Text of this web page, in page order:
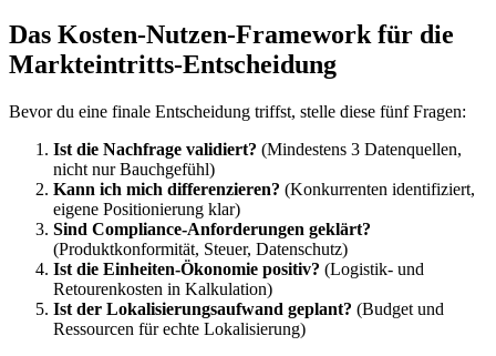
Das Kosten-Nutzen-Framework für die
Markteintritts-Entscheidung
Bevor du eine finale Entscheidung triffst, stelle diese fünf Fragen:
Ist die Nachfrage validiert? (Mindestens 3 Datenquellen,
nicht nur Bauchgefühl)
Kann ich mich differenzieren? (Konkurrenten identifiziert,
eigene Positionierung klar)
Sind Compliance-Anforderungen geklärt?
(Produktkonformität, Steuer, Datenschutz)
Ist die Einheiten-Ökonomie positiv? (Logistik- und
Retourenkosten in Kalkulation)
Ist der Lokalisierungsaufwand geplant? (Budget und
Ressourcen für echte Lokalisierung)